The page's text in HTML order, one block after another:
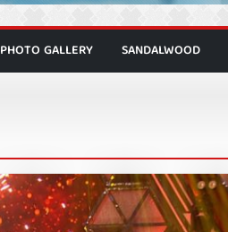
PHOTO GALLERY SANDALWOOD